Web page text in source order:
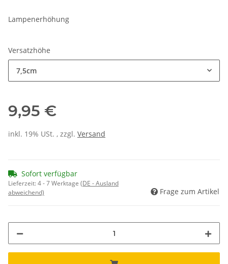
Lampenerhöhung
Versatzhöhe
7,5cm
9,95 €
inkl. 19% USt. , zzgl. Versand
Sofort verfügbar
Lieferzeit:4 - 7 Werktage (DE - Ausland
abweichend)
Frage zum Artikel